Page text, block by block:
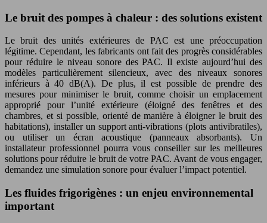
Le bruit des pompes à chaleur : des solutions existent
Le bruit des unités extérieures de PAC est une préoccupation
légitime. Cependant, les fabricants ont fait des progrès considérables
pour réduire le niveau sonore des PAC. Il existe aujourd’hui des
modèles particulièrement silencieux, avec des niveaux sonores
inférieurs à 40 dB(A). De plus, il est possible de prendre des
mesures pour minimiser le bruit, comme choisir un emplacement
approprié pour l’unité extérieure (éloigné des fenêtres et des
chambres, et si possible, orienté de manière à éloigner le bruit des
habitations), installer un support anti-vibrations (plots antivibratiles),
ou utiliser un écran acoustique (panneaux absorbants). Un
installateur professionnel pourra vous conseiller sur les meilleures
solutions pour réduire le bruit de votre PAC. Avant de vous engager,
demandez une simulation sonore pour évaluer l’impact potentiel.
Les fluides frigorigènes : un enjeu environnemental
important